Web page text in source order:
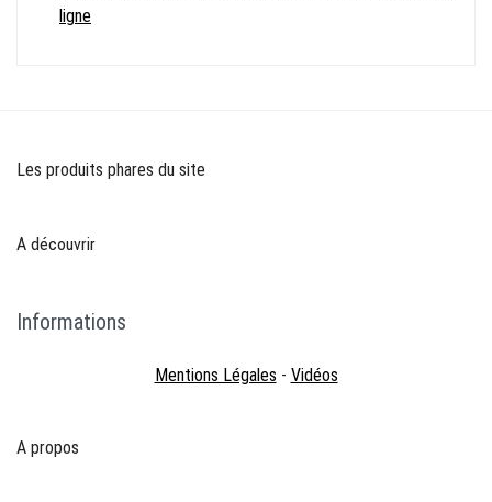
ligne
Les produits phares du site
A découvrir
Informations
Mentions Légales - Vidéos
A propos